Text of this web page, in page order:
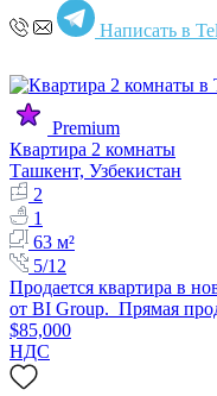
Написать в
Premium
Квартира 2 комнаты
Ташкент, Узбекистан
2
1
63 м²
5/12
Продается квартира в
от BI Group. Прямая
$85,000
НДС